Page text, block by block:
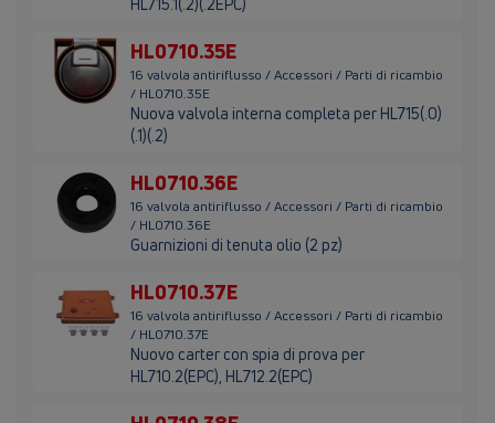
HL715.1(.2)(.2EPC)
HL0710.35E
16 valvola antiriflusso / Accessori / Parti di ricambio
/ HL0710.35E
Nuova valvola interna completa per HL715(.0)
(.1)(.2)
HL0710.36E
16 valvola antiriflusso / Accessori / Parti di ricambio
/ HL0710.36E
Guarnizioni di tenuta olio (2 pz)
HL0710.37E
16 valvola antiriflusso / Accessori / Parti di ricambio
/ HL0710.37E
Nuovo carter con spia di prova per
HL710.2(EPC), HL712.2(EPC)